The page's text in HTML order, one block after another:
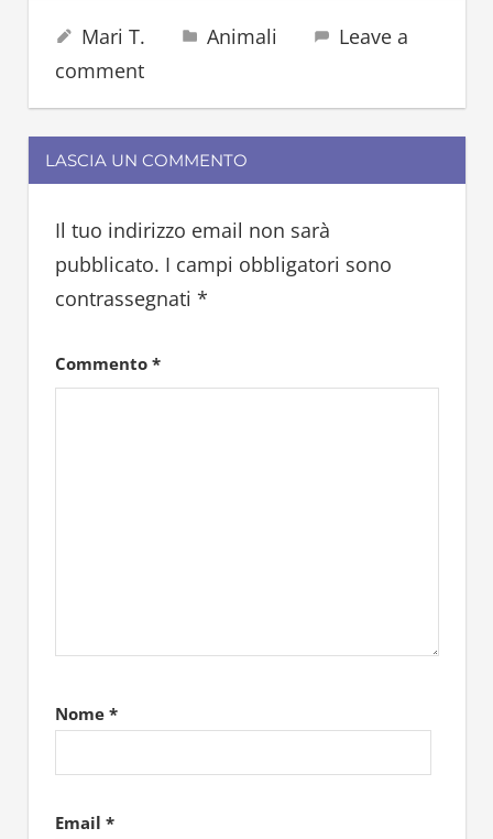
golden
retriever
26 Novembre 2024
Mari T. Animali
Leave a
comment
LASCIA UN COMMENTO
Il tuo indirizzo email non sarà
pubblicato. I campi obbligatori sono
contrassegnati *
Commento *
Nome *
Email *